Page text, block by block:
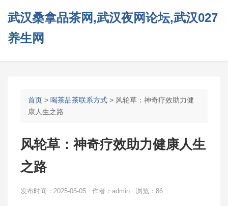
武汉桑拿品茶网,武汉夜网论坛,武汉027
养生网
首页 > 喝茶品茶联系方式 > 风轮草：神奇疗效助力健
康人生之路
风轮草：神奇疗效助力健康人生
之路
发布时间：2025-05-05 作者：admin 浏览：86